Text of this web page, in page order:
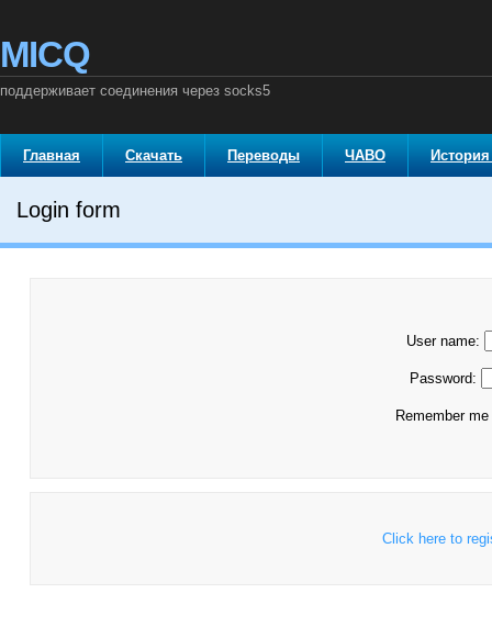
MICQ
поддерживает соединения через socks5
Главная Скачать Переводы ЧАВО
Login form
User name:
Password:
Remember
Click here to